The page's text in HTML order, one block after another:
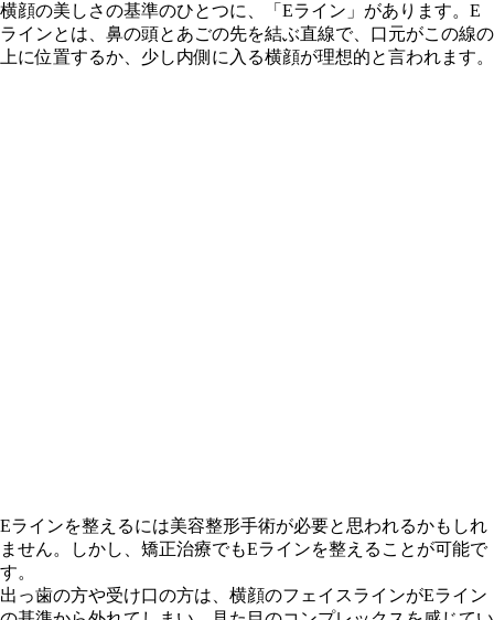
横顔の美しさの基準のひとつに、「 Eライン 」があります。E
ラインとは、 鼻の頭とあごの先を結ぶ直線で、 口元がこの線の
上に位置するか、少し内側に入る横顔が理想的と言われます。
Eラインを整えるには美容整形手術が必要と思われるかもしれ
ません。しかし、 矯正治療でもEラインを整えることが可能で
す。
出っ歯の方や受け口の方は、横顔のフェイスラインがEライン